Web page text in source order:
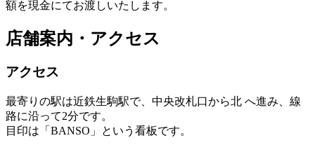
額を現金にてお渡しいたします。
店舗案内・アクセス
アクセス
最寄りの駅は近鉄生駒駅で、中央改札口から北 へ進み、線
路に沿って2分です。
目印は「BANSO」という看板です。